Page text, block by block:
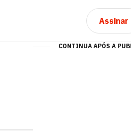
Assinar
CONTINUA APÓS A